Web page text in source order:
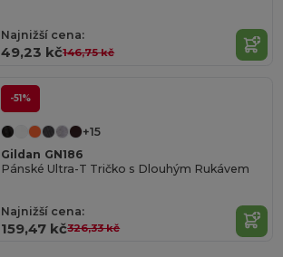
Najnižší cena:
49,23 kč146,75 kč
-51%
+15
Gildan GN186
Pánské Ultra-T Tričko s Dlouhým Rukávem
Najnižší cena:
159,47 kč326,33 kč